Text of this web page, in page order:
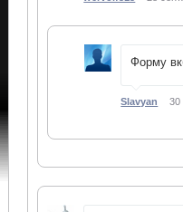
Форму
Slavyan 30